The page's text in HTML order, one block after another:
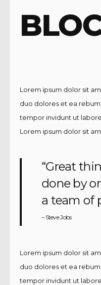
Lorem ipsum dolor sit
duo dolores et ea
tempor invidunt ut
Lorem ipsum dolor sit
“Great
done by
a team of
– Steve Jobs
Lorem ipsum dolor sit
duo dolores et ea
tempor invidunt ut